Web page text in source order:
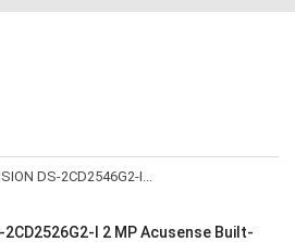
2CD2526G2-I 2 MP Acusense Built-